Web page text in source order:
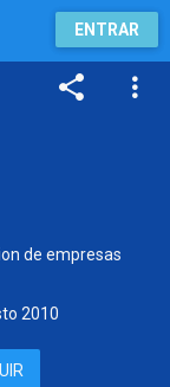
ENTRAR
de empresas
2010